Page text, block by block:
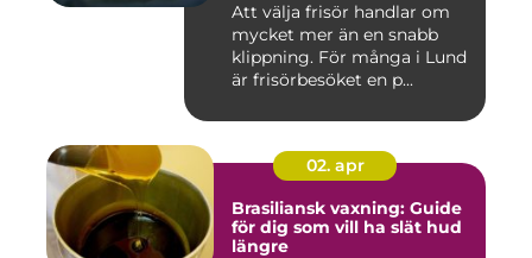
Att välja frisör handlar om
mycket mer än en snabb
klippning. För många i Lund
är frisörbesöket en p...
02. apr
Brasiliansk vaxning: Guide
för dig som vill ha slät hud
längre